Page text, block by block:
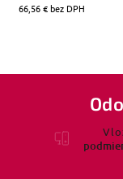
66,56 € bez DPH